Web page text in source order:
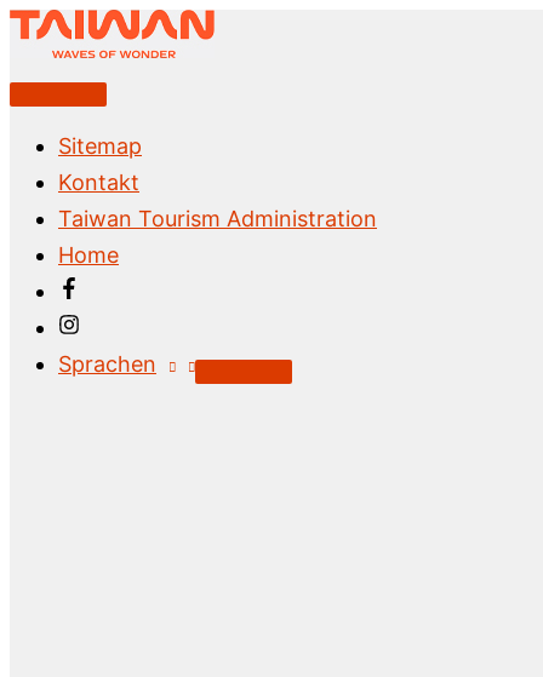
Zum
Inhalt
springenAbove
Sitemap
Kontakt
Taiwan Tourism Administration
Home
Sprachen